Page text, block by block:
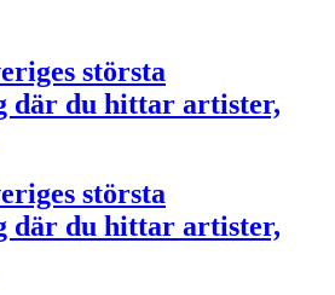
största
där du hittar artister,
största
där du hittar artister,